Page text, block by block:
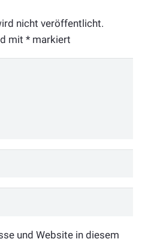
nicht veröffentlicht.
mit *markiert
und Website in diesem